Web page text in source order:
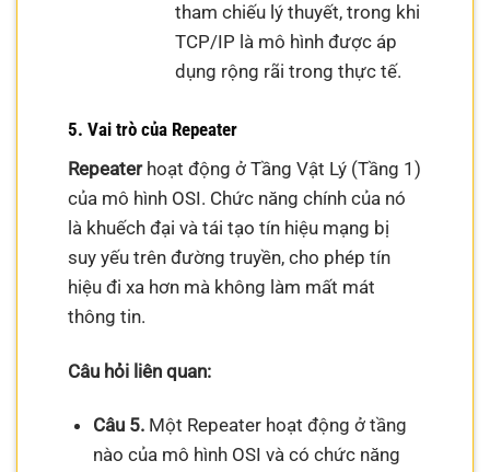
tham chiếu lý thuyết, trong khi
TCP/IP là mô hình được áp
dụng rộng rãi trong thực tế.
5. Vai trò của Repeater
Repeaterhoạt động ở Tầng Vật Lý (Tầng 1)
của mô hình OSI. Chức năng chính của nó
là khuếch đại và tái tạo tín hiệu mạng bị
suy yếu trên đường truyền, cho phép tín
hiệu đi xa hơn mà không làm mất mát
thông tin.
Câu hỏi liên quan:
Câu 5.Một Repeater hoạt động ở tầng
nào của mô hình OSI và có chức năng